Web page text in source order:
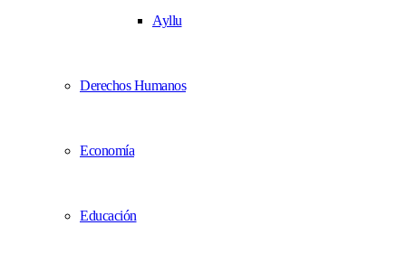
Ayllu
Derechos Humanos
Economía
Educación